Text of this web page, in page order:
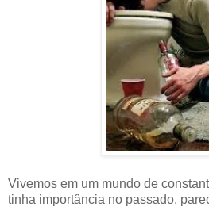
Vivemos em um mundo de
tinha importância no passado,